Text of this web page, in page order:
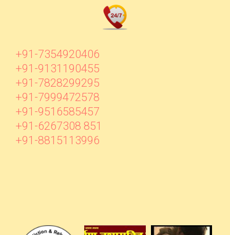
+91-7354920406
+91-9131190455
+91-7828299295
+91-7999472578
+91-9516585457
+91-6267308 851
+91-8815113996